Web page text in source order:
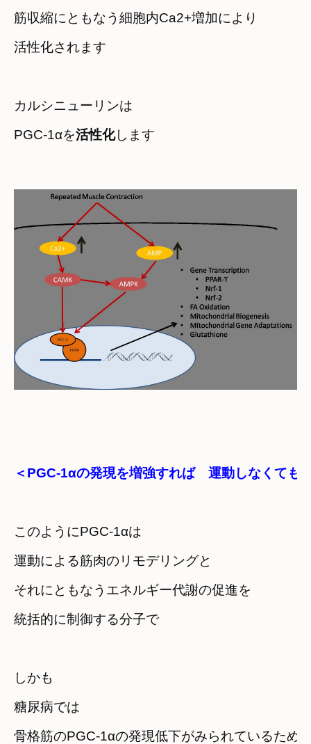
筋収縮にともなう細胞内Ca2+増加により
活性化されます
カルシニューリンは
PGC-1αを活性化します
＜PGC-1αの発現を増強すれば　運動しなくても
このようにPGC-1αは
運動による筋肉のリモデリングと
それにともなうエネルギー代謝の促進を
統括的に制御する分子で
しかも
糖尿病では
骨格筋のPGC-1αの発現低下がみられているため